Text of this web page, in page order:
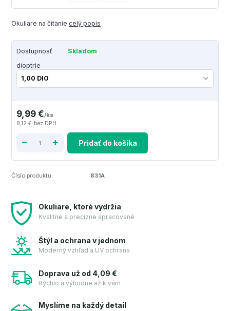
Okuliare na čítanie celý popis
Dostupnosť
Skladom
dioptrie
9,99 €/ks
8,12 € bez DPH
Pridať do košíka
Číslo produktu: 831A
Okuliare, ktoré vydržia
Kvalitné a precízne spracované
Štýl a ochrana v jednom
Moderný vzhľad a UV ochrana
Doprava už od 4,09 €
Rýchlo a výhodne až k vám
Myslíme na každý detail